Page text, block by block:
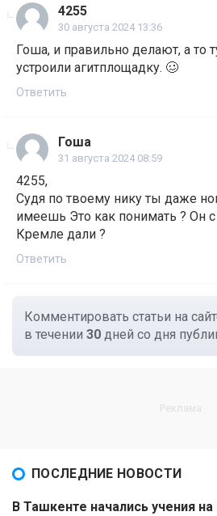
4255
30 августа 2024 13:36
Гоша, и правильно делают, а то
устроили агитплощадку. 🥴
Ответить
Гоша
31 августа 2024 08:59
4255,
Судя по твоему нику ты даже
имеешь Это как понимать ? Он
Кремле дали ?
Ответить
Комментировать статьи на
в течении 30 дней со дня
ПОСЛЕДНИЕ НОВОСТИ
В Ташкенте начались учения на